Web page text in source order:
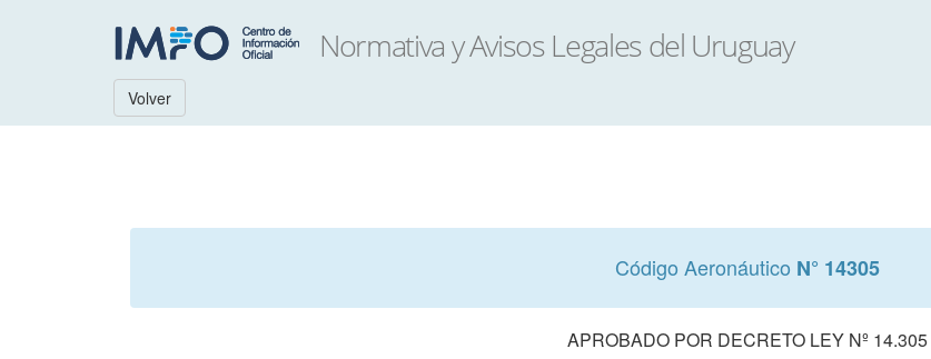
Volver
Código Aeronáutico N° 14305
APROBADO POR DECRETO LEY Nº 14.305